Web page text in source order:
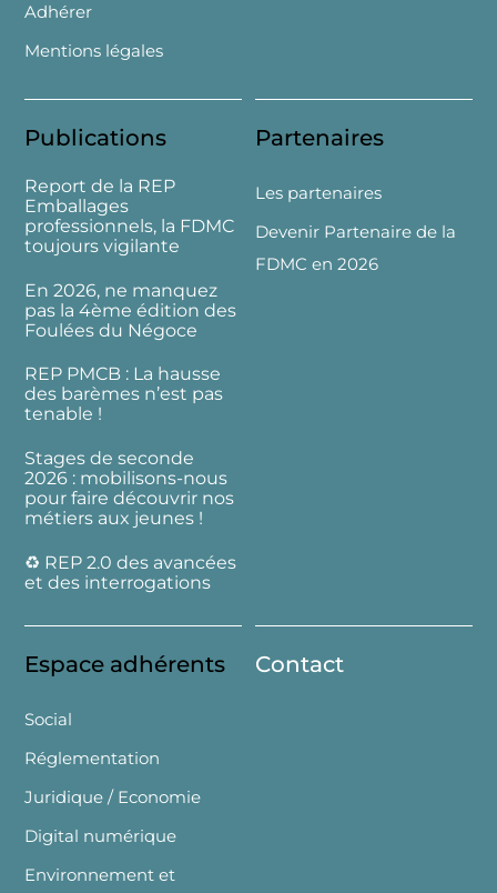
Adhérer
Mentions légales
Publications
Report de la REP
Emballages
professionnels, la FDMC
toujours vigilante
En 2026, ne manquez
pas la 4ème édition des
Foulées du Négoce
REP PMCB : La hausse
des barèmes n’est pas
tenable !
Stages de seconde
2026 : mobilisons-nous
pour faire découvrir nos
métiers aux jeunes !
♻️ REP 2.0 des avancées
et des interrogations
Partenaires
Les partenaires
Devenir Partenaire de la
FDMC en 2026
Espace adhérents
Social
Réglementation
Juridique / Economie
Digital numérique
Environnement et
Contact